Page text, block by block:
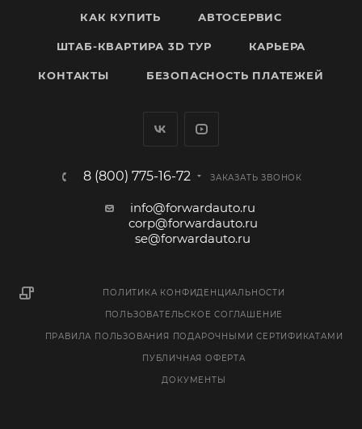
КАК КУПИТЬ АВТОСЕРВИС
ШТАБ-КВАРТИРА 3D ТУР КАРЬЕРА
КОНТАКТЫ БЕЗОПАСНОСТЬ ПЛАТЕЖЕЙ
8 (800) 775-16-72 ЗАКАЗАТЬ ЗВОНОК
info@forwardauto.ru
corp@forwardauto.ru
se@forwardauto.ru
ПОЛИТИКА КОНФИДЕНЦИАЛЬНОСТИ
ПОЛЬЗОВАТЕЛЬСКОЕ СОГЛАШЕНИЕ
ПРАВИЛА ПОЛЬЗОВАНИЯ ПОДАРОЧНЫМИ СЕРТИФИКАТАМИ
ПУБЛИЧНАЯ ОФЕРТА
ДОКУМЕНТЫ